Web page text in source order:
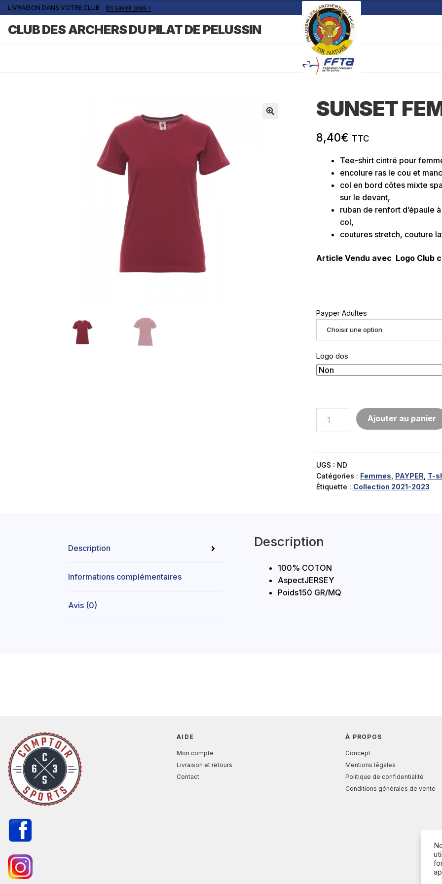
LIVRAISON DANS VOTRE CLUB En savoir plus
CLUB DES ARCHERS DU PILAT DE PELUSSIN
SUNSET
8,40€ TTC
Tee-shirt cintré pour
encolure ras le cou et
col en bord côtes mixte
sur le devant,
ruban de renfort d’épaule
col,
coutures stretch, couture
Article Vendu avec Logo Club
Payper Adultes
Choisir une option
Logo dos
Ajouter au panier
UGS : ND
Catégories : Femmes PAYPER T-
Étiquette : Collection 2021-2023
Description
Informations complémentaires
Avis (0)
Description
100% COTON
AspectJERSEY
Poids150 GR/MQ
AIDE
Mon compte
Livraison et retours
Contact
À PROPOS
Concept
Mentions légales
Politique de confidentialité
Conditions générales de vente